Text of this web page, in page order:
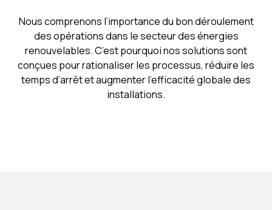
Nous comprenons l’importance du bon déroulement
des opérations dans le secteur des énergies
renouvelables. C’est pourquoi nos solutions sont
conçues pour rationaliser les processus, réduire les
temps d’arrêt et augmenter l’efficacité globale des
installations.